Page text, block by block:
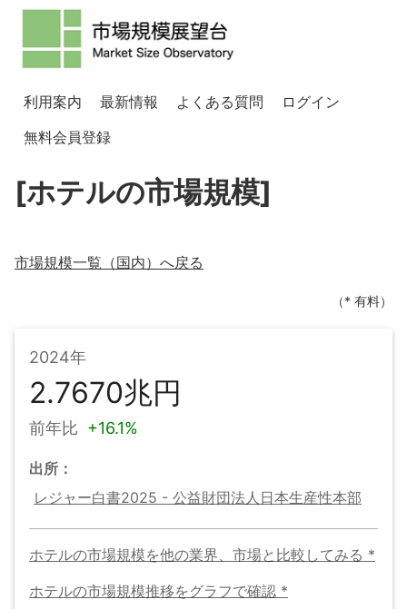
利用案内 最新情報 よくある質問
ログイン
無料会員登録
[ホテルの市場規模]
市場規模一覧（国内）へ戻る
（* 有料）
2024年
2.7670兆円
前年比 +16.1%
出所：
レジャー白書2025 - 公益財団法人日本生産性本部
ホテルの市場規模を他の業界、市場と比較してみる *
ホテルの市場規模推移をグラフで確認 *